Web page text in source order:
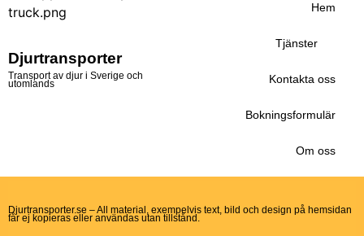
Djurtransporter
Transport av djur i Sverige och
utomlands
Hem
Tjänster
Kontakta oss
Bokningsformulär
Om oss
Djurtransporter.se – All material, exempelvis text, bild och design på hemsidan
får ej kopieras eller användas utan tillstånd.